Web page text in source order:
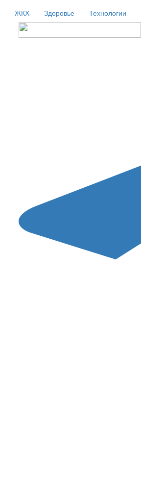
ЖКХ Здоровье Технологии